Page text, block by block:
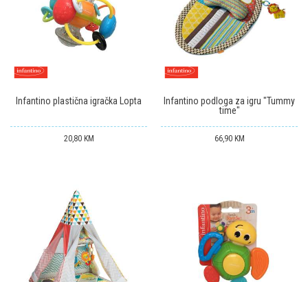
Infantino plastična igračka Lopta
20,80 KM
Infantino podloga za igru "Tummy
time"
66,90 KM